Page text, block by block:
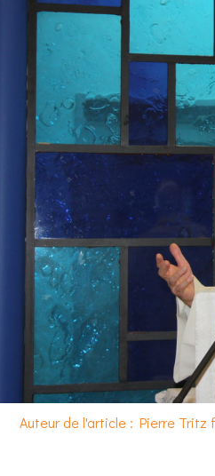
Auteur de l'article : Pierre Tritz